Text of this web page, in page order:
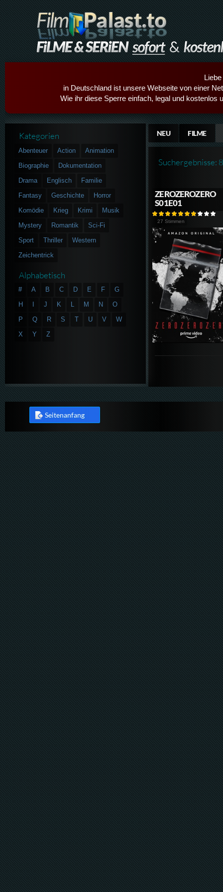
in Deutschland ist unsere Webseite von einer
Wie ihr diese Sperre einfach, legal und kostenlos
NEU FILME
Suchergebnisse: 8
ZEROZEROZERO
S01E01
27 Stimmen
Kategorien
Abenteuer Action
Animation
Biographie
Dokumentation
Drama
Englisch
Familie
Fantasy
Geschichte
Horror
Komödie
Krieg Krimi
Musik
Mystery
Romantik
Sci-Fi
Sport
Thriller
Western
Zeichentrick
Alphabetisch
# A B C D E F
G
H
J K L M N
O
P
Q R S T U V
W
X
Y Z
Seitenanfang